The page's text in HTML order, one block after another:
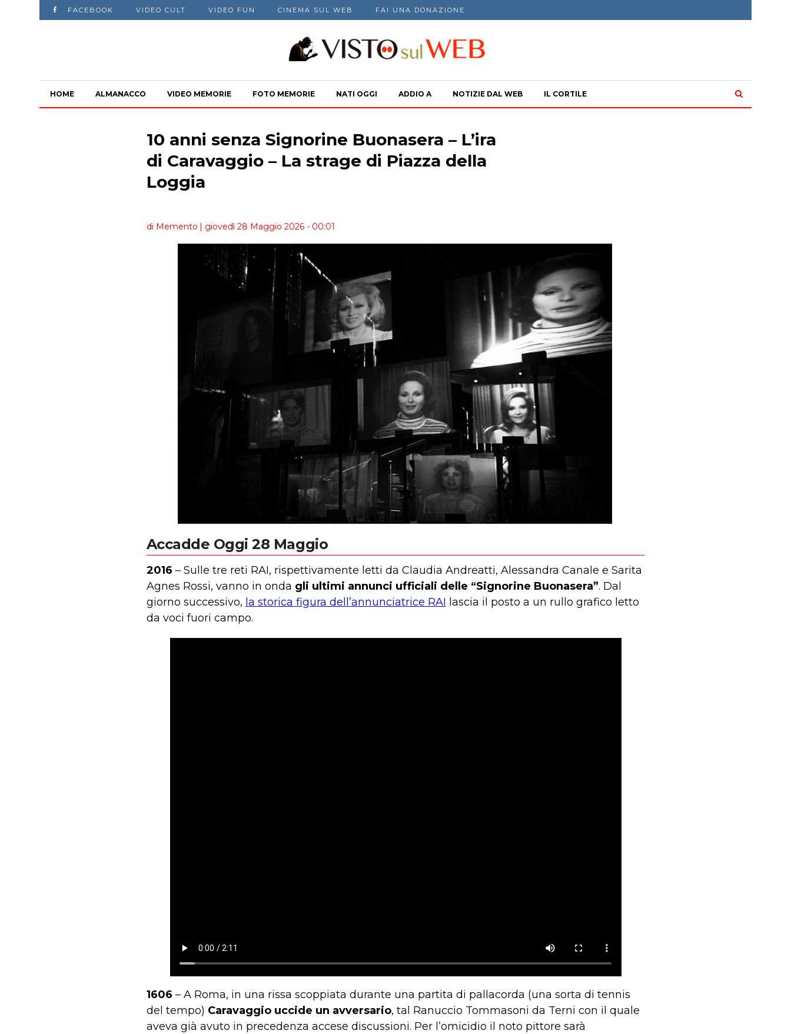
FACEBOOK VIDEO CULT VIDEO FUN CINEMA SUL WEB FAI UNA DONAZIONE
HOME ALMANACCO VIDEO MEMORIE FOTO MEMORIE NATI OGGI ADDIO A NOTIZIE DAL WEB IL CORTILE
10 anni senza Signorine Buonasera – L’ira
di Caravaggio – La strage di Piazza della
Loggia
di Memento | giovedì 28 Maggio 2026 - 00:01
Accadde Oggi 28 Maggio
2016 – Sulle tre reti RAI, rispettivamente letti da Claudia Andreatti, Alessandra Canale e Sarita
Agnes Rossi, vanno in onda gli ultimi annunci ufficiali delle “Signorine Buonasera”. Dal
giorno successivo, la storica figura dell’annunciatrice RAI lascia il posto a un rullo grafico letto
da voci fuori campo.
1606 – A Roma, in una rissa scoppiata durante una partita di pallacorda (una sorta di tennis
del tempo) Caravaggio uccide un avversario, tal Ranuccio Tommasoni da Terni con il quale
aveva già avuto in precedenza accese discussioni. Per l’omicidio il noto pittore sarà